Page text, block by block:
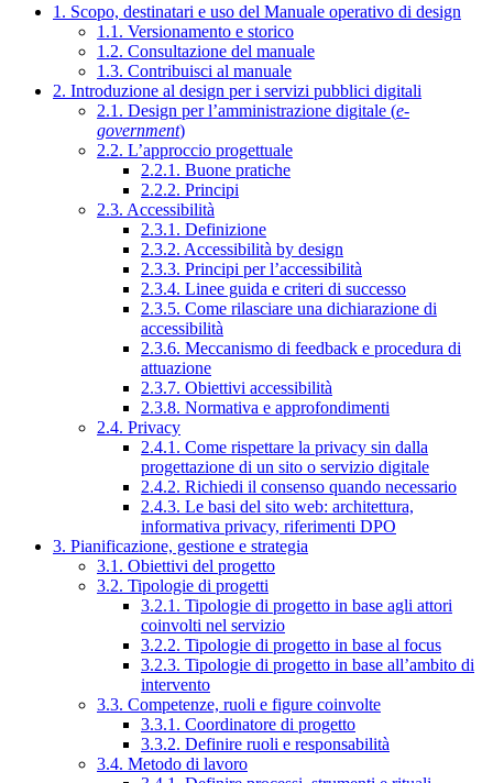
1. Scopo, destinatari e uso del Manuale operativo di design
1.1. Versionamento e storico
1.2. Consultazione del manuale
1.3. Contribuisci al manuale
2. Introduzione al design per i servizi pubblici digitali
2.1. Design per l’amministrazione digitale (e-
government)
2.2. L’approccio progettuale
2.2.1. Buone pratiche
2.2.2. Principi
2.3. Accessibilità
2.3.1. Definizione
2.3.2. Accessibilità by design
2.3.3. Principi per l’accessibilità
2.3.4. Linee guida e criteri di successo
2.3.5. Come rilasciare una dichiarazione di
accessibilità
2.3.6. Meccanismo di feedback e procedura di
attuazione
2.3.7. Obiettivi accessibilità
2.3.8. Normativa e approfondimenti
2.4. Privacy
2.4.1. Come rispettare la privacy sin dalla
progettazione di un sito o servizio digitale
2.4.2. Richiedi il consenso quando necessario
2.4.3. Le basi del sito web: architettura,
informativa privacy, riferimenti DPO
3. Pianificazione, gestione e strategia
3.1. Obiettivi del progetto
3.2. Tipologie di progetti
3.2.1. Tipologie di progetto in base agli attori
coinvolti nel servizio
3.2.2. Tipologie di progetto in base al focus
3.2.3. Tipologie di progetto in base all’ambito di
intervento
3.3. Competenze, ruoli e figure coinvolte
3.3.1. Coordinatore di progetto
3.3.2. Definire ruoli e responsabilità
3.4. Metodo di lavoro